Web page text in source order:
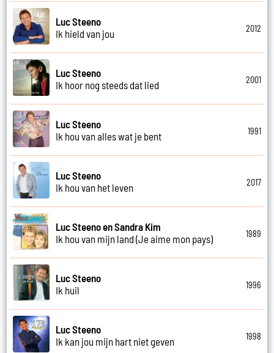
Luc Steeno
Ik hield van jou
2012
Luc Steeno
Ik hoor nog steeds dat lied
2001
Luc Steeno
Ik hou van alles wat je bent
1991
Luc Steeno
Ik hou van het leven
2017
Luc Steeno en Sandra Kim
Ik hou van mijn land (Je aime mon pays)
1989
Luc Steeno
Ik huil
1996
Luc Steeno
Ik kan jou mijn hart niet geven
1998